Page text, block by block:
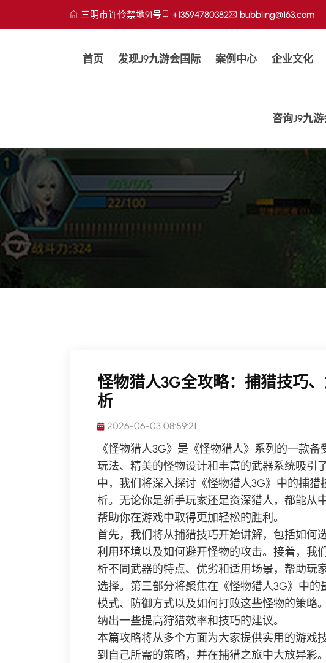
三明市许伶禁地91号 +13594780382 bubbling@163.com
首页 发现j9九游会国际 案例中心 企业文化
咨询j9九游
怪物猎人3G全攻略：捕猎技巧
析
2026-06-03 08:59:21
《怪物猎人3G》是《怪物猎人》系列的一款
玩法、精美的怪物设计和丰富的武器系统吸引
中，我们将深入探讨《怪物猎人3G》中的捕
析。无论你是新手玩家还是资深猎人，都能从
帮助你在游戏中取得更加轻松的胜利。
首先，我们将从捕猎技巧开始讲解，包括如何
利用环境以及如何避开怪物的攻击。接着，我
析不同武器的特点、优劣和适用场景，帮助玩
选择。第三部分将聚焦在《怪物猎人3G》中
模式、防御方式以及如何打败这些怪物的策略
纳出一些提高狩猎效率和技巧的建议。
本篇攻略将从多个方面为大家提供实用的游戏
到自己所需的策略，并在捕猎之旅中大放异彩。